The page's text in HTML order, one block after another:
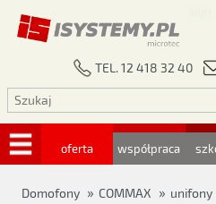
TEL. 12 418 32 40
oferta współpraca
Domofony » COMMAX » unifony